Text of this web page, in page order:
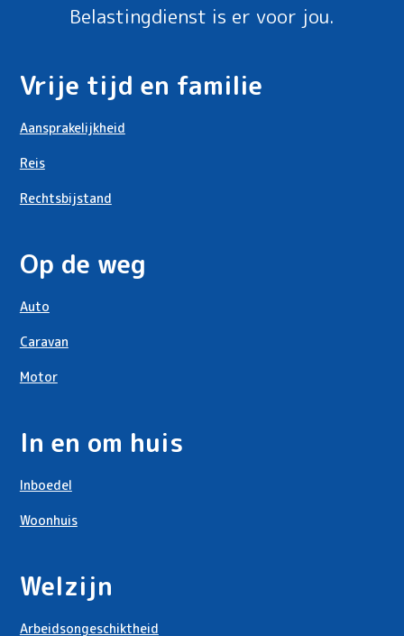
Belastingdienst is er voor jou.
Vrije tijd en familie
Aansprakelijkheid
Reis
Rechtsbijstand
Op de weg
Auto
Caravan
Motor
In en om huis
Inboedel
Woonhuis
Welzijn
Arbeidsongeschiktheid